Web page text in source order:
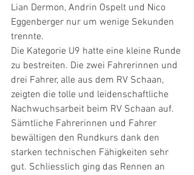
Lian Dermon, Andrin Ospelt und Nico
Eggenberger nur um wenige Sekunden
trennte.
Die Kategorie U9 hatte eine kleine Runde
zu bestreiten. Die zwei Fahrerinnen und
drei Fahrer, alle aus dem RV Schaan,
zeigten die tolle und leidenschaftliche
Nachwuchsarbeit beim RV Schaan auf.
Sämtliche Fahrerinnen und Fahrer
bewältigen den Rundkurs dank den
starken technischen Fähigkeiten sehr
gut. Schliesslich ging das Rennen an